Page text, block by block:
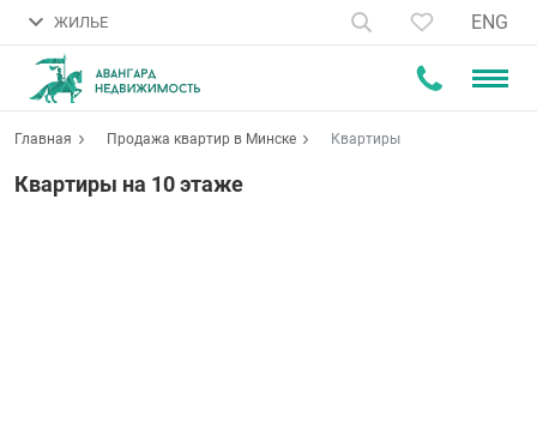
ЖИЛЬЕ ENG
Главная Продажа квартир в Минске Квартиры
Квартиры на 10 этаже